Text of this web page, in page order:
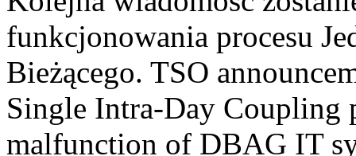
funkcjonowania procesu
Bieżącego. TSO
Single Intra-Day Coupling
malfunction of DBAG IT